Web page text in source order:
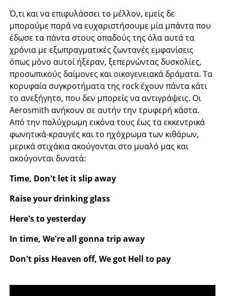
Ό,τι και να επιφυλάσσει το μέλλον, εμείς δε
μπορούμε παρά να ευχαριστήσουμε μία μπάντα που
έδωσε τα πάντα στους οπαδούς της όλα αυτά τα
χρόνια με εξωπραγματικές ζωντανές εμφανίσεις
όπως μόνο αυτοί ήξεραν, ξεπερνώντας δυσκολίες,
προσωπικούς δαίμονες και οικογενειακά δράματα. Τα
κορυφαία συγκροτήματα της rock έχουν πάντα κάτι
το ανεξήγητο, που δεν μπορείς να αντιγράψεις. Οι
Aerosmith ανήκουν σε αυτήν την τρυφερή κάστα.
Από την πολύχρωμη εικόνα τους έως τα εκκεντρικά
φωνητικά-κραυγές και το ηχόχρωμα των κιθάρων,
μερικά στιχάκια ακούγονται στο μυαλό μας και
ακούγονται δυνατά:
Time, Don't let it slip away
Raise your drinking glass
Here's to yesterday
In time, We're all gonna trip away
Don't piss Heaven off, We got Hell to pay